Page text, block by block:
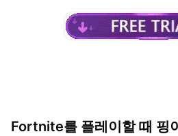
Fortnite를 플레이할 때 핑